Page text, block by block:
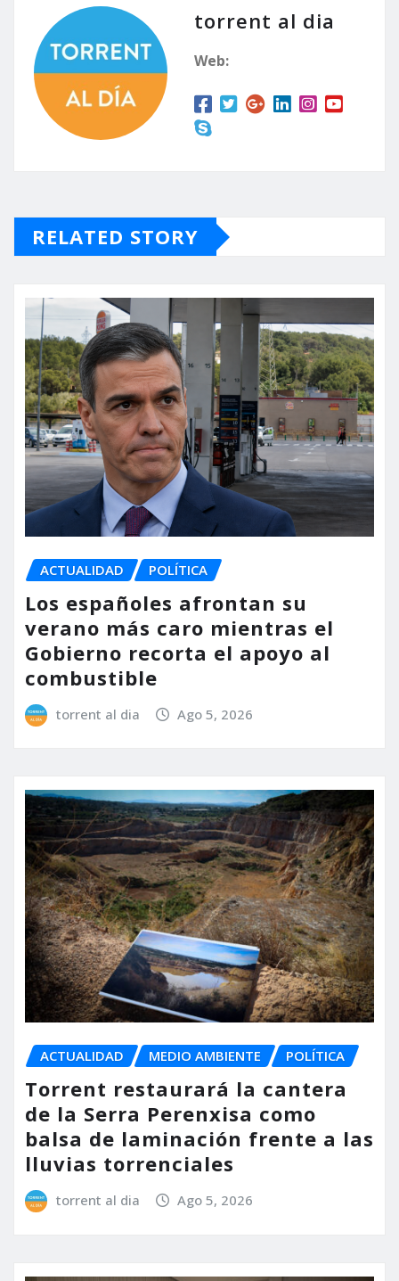
torrent al dia
Web:
RELATED STORY
ACTUALIDAD POLÍTICA
Los españoles afrontan su
verano más caro mientras el
Gobierno recorta el apoyo al
combustible
torrent al dia Ago 5, 2026
ACTUALIDAD MEDIO AMBIENTE POLÍTICA
Torrent restaurará la cantera
de la Serra Perenxisa como
balsa de laminación frente a las
lluvias torrenciales
torrent al dia Ago 5, 2026